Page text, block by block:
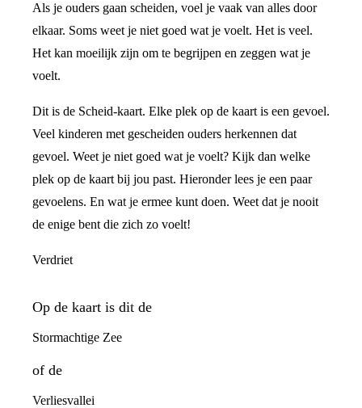
Als je ouders gaan scheiden, voel je vaak van alles door
elkaar. Soms weet je niet goed wat je voelt. Het is veel.
Het kan moeilijk zijn om te begrijpen en zeggen wat je
voelt.
Dit is de Scheid-kaart. Elke plek op de kaart is een gevoel.
Veel kinderen met gescheiden ouders herkennen dat
gevoel. Weet je niet goed wat je voelt? Kijk dan welke
plek op de kaart bij jou past. Hieronder lees je een paar
gevoelens. En wat je ermee kunt doen. Weet dat je nooit
de enige bent die zich zo voelt!
Verdriet
Op de kaart is dit de
Stormachtige Zee
of de
Verliesvallei